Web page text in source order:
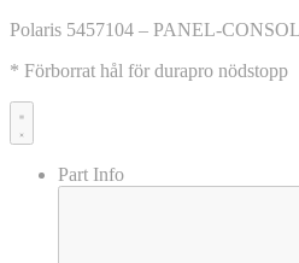
Polaris 5457104 – PANEL-
* Förborrat hål för durapro nödstopp
Part Info